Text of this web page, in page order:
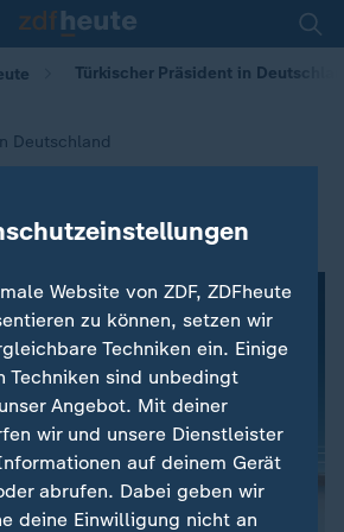
Türkischer Präsident in
Deutschland
Moschee in Köln
Website von ZDF, ZDFheute
zu können, setzen wir
Techniken ein. Einige
Techniken sind unbedingt
Angebot. Mit deiner
wir und unsere Dienstleister
auf deinem Gerät
abrufen. Dabei geben wir
deine Einwilligung nicht an